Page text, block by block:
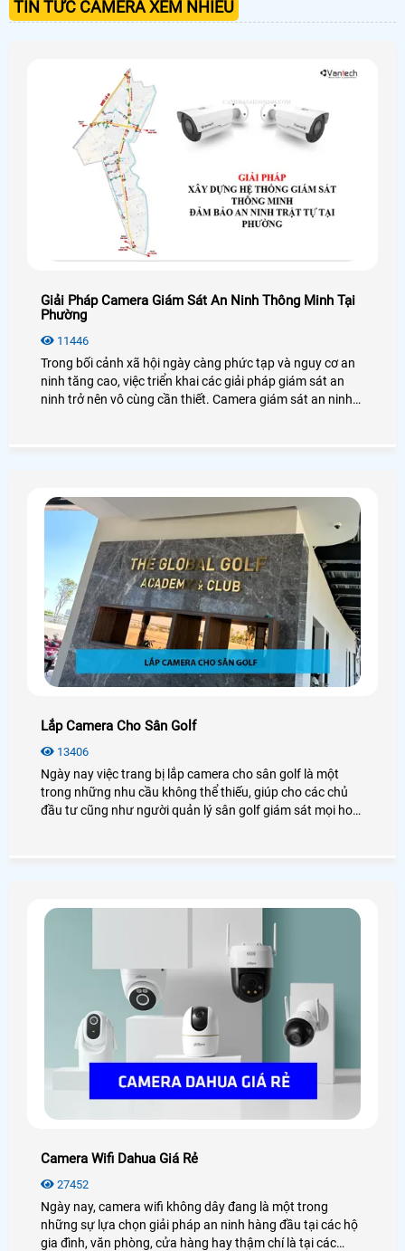
TIN TỨC CAMERA XEM NHIỀU
Giải Pháp Camera Giám Sát An Ninh Thông Minh Tại
Phường
11446
Trong bối cảnh xã hội ngày càng phức tạp và nguy cơ an
ninh tăng cao, việc triển khai các giải pháp giám sát an
ninh trở nên vô cùng cần thiết. Camera giám sát an ninh
Lắp Camera Cho Sân Golf
13406
Ngày nay việc trang bị lắp camera cho sân golf là một
trong những nhu cầu không thể thiếu, giúp cho các chủ
đầu tư cũng như người quản lý sân golf giám sát mọi hoạt
Camera Wifi Dahua Giá Rẻ
27452
Ngày nay, camera wifi không dây đang là một trong
những sự lựa chọn giải pháp an ninh hàng đầu tại các hộ
gia đình, văn phòng, cửa hàng hay thậm chí là tại các